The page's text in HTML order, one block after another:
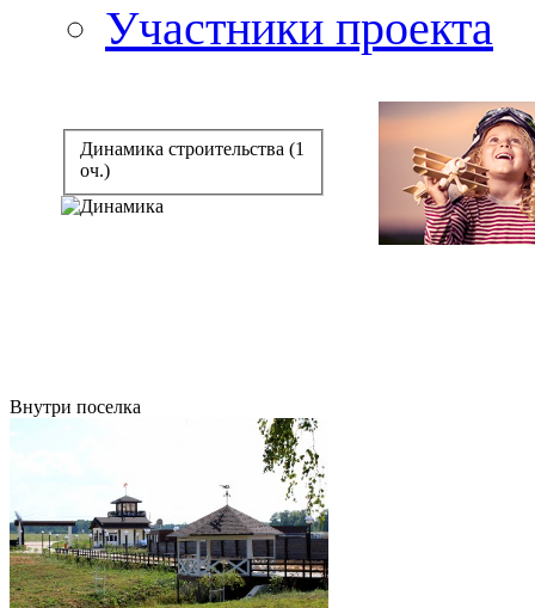
Участники проекта
Динамика строительства (1
оч.)
Внутри поселка